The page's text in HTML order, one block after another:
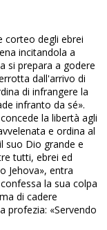
corteo degli ebrei
incitandola a
si prepara a godere
dall'arrivo di
di infrangere la
infranto da sé».
la libertà agli
e ordina al
suo Dio grande e
tutti, ebrei ed
Jehova», entra
la sua colpa
di cadere
profezia: «Servendo